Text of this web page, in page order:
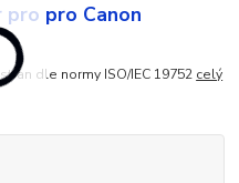
pro Canon
dle normy ISO/IEC 19752 celý